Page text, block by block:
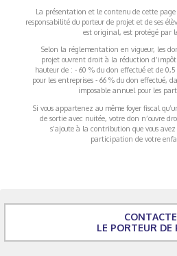
La présentation et le contenu de cette
responsabilité du porteur de projet et de ses
est original, est protégé par
Selon la réglementation en vigueur, les
projet ouvrent droit à la réduction
hauteur de : - 60 % du don effectué et de
pour les entreprises - 66 % du don effectué,
imposable annuel pour les
Si vous appartenez au même foyer fiscal
de sortie avec nuitée, votre don n’ouvre
s’ajoute à la contribution que vous
participation de votre
LE PORTEUR DE